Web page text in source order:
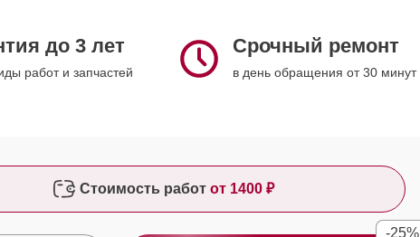
до 3 лет
работ и запчастей
Срочный ремонт
в день обращения от 30 минут
Стоимость работ от 1400 ₽
-25%